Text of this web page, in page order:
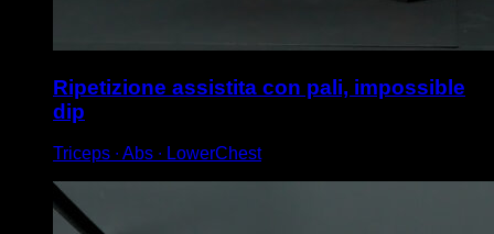
Ripetizione assistita con pali, impossible
dip
Triceps ∙ Abs ∙ LowerChest